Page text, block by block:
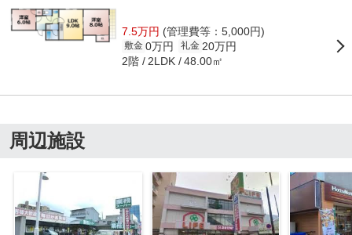
7.5万円 (管理費等：5,000円)
敷金 0万円 礼金 20万円
2階 2LDK 48.00㎡
周辺施設